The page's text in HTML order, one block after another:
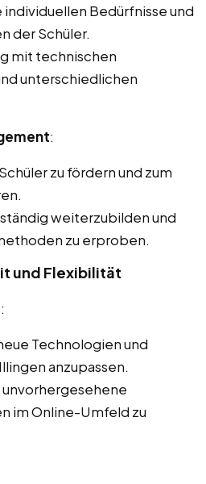
individuellen Bedürfnisse und
der Schüler.
mit technischen
unterschiedlichen
:
zu fördern und zum
weiterzubilden und
zu erproben.
und Flexibilität
:
Technologien und
anzupassen.
im Online-Umfeld zu